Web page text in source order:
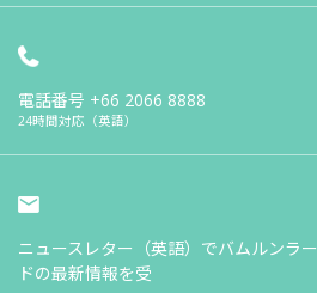
電話番号 +66 2066 8888
24時間対応（英語）
ニュースレター（英語）でバムルンラー
ドの最新情報を受